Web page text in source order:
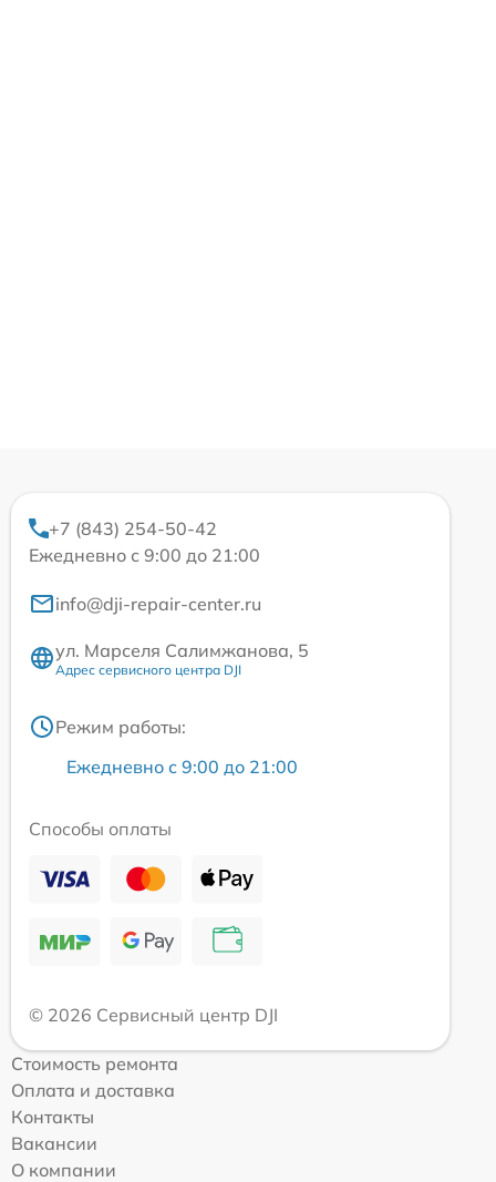
+7 (843) 254-50-42
Ежедневно с 9:00 до 21:00
info@dji-repair-center.ru
ул. Марселя Салимжанова, 5
Адрес сервисного центра DJI
Режим работы:
Ежедневно с 9:00 до 21:00
Способы оплаты
© 2026 Сервисный центр DJI
Стоимость ремонта
Оплата и доставка
Контакты
Вакансии
О компании